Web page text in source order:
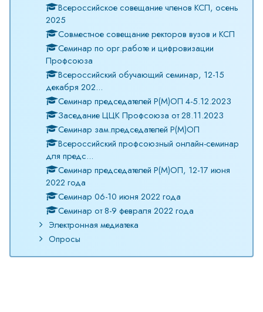
Всероссийское совещание членов КСП, осень
2025
Совместное совещание ректоров вузов и КСП
Семинар по орг.работе и цифровизации
Профсоюза
Всероссийский обучающий семинар, 12-15
декабря 202...
Семинар председателей Р(М)ОП 4-5.12.2023
Заседание ЦЦК Профсоюза от 28.11.2023
Семинар зам.председателей Р(М)ОП
Всероссийский профсоюзный онлайн-семинар
для предс...
Семинар председателей Р(М)ОП, 12-17 июня
2022 года
Семинар 06-10 июня 2022 года
Семинар от 8-9 февраля 2022 года
Электронная медиатека
Опросы